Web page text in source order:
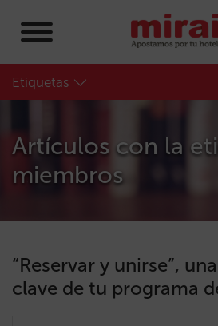
Etiquetas
Artículos con la
miembros
“Reservar y unirse”,
clave de tu programa